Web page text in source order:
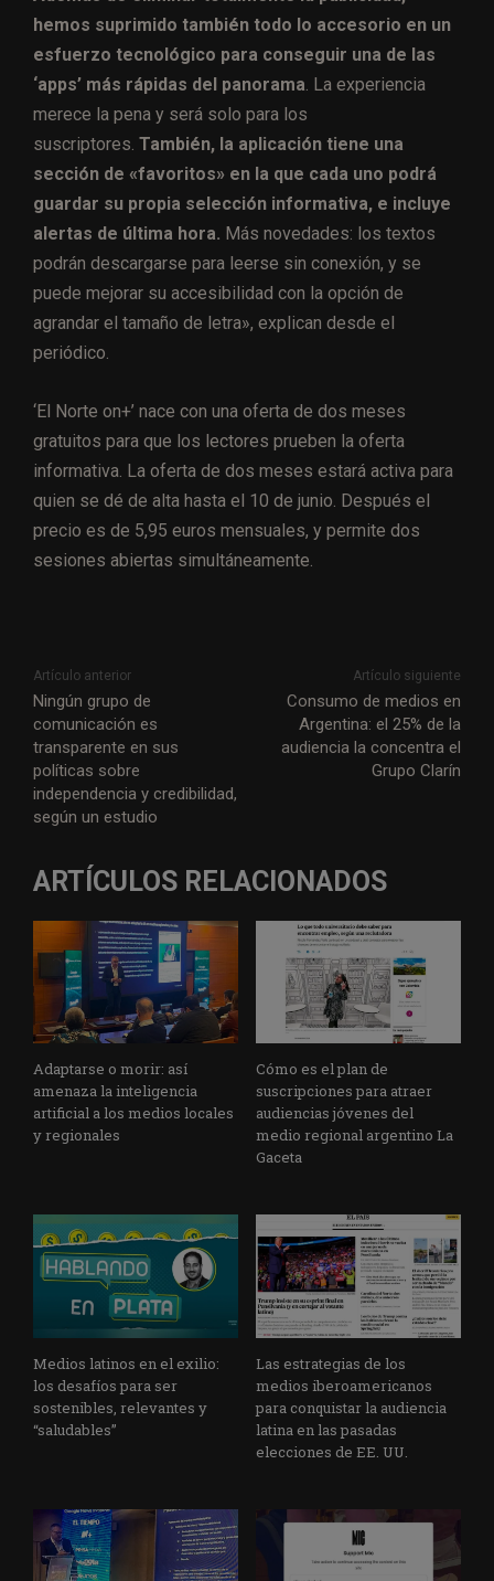
hemos suprimido también todo lo accesorio en un
esfuerzo tecnológico para conseguir una de las
‘apps’ más rápidas del panorama . La experiencia
merece la pena y será solo para los
suscriptores. También, la aplicación tiene una
sección de «favoritos» en la que cada uno podrá
guardar su propia selección informativa, e incluye
alertas de última hora. Más novedades: los textos
podrán descargarse para leerse sin conexión, y se
puede mejorar su accesibilidad con la opción de
agrandar el tamaño de letra», explican desde el
periódico.
‘El Norte on+’ nace con una oferta de dos meses
gratuitos para que los lectores prueben la oferta
informativa. La oferta de dos meses estará activa para
quien se dé de alta hasta el 10 de junio. Después el
precio es de 5,95 euros mensuales, y permite dos
sesiones abiertas simultáneamente.
Artículo anterior
Ningún grupo de
comunicación es
transparente en sus
políticas sobre
independencia y credibilidad,
según un estudio
Artículo siguiente
Consumo de medios en
Argentina: el 25% de la
audiencia la concentra el
Grupo Clarín
ARTÍCULOS RELACIONADOS
Adaptarse o morir: así
amenaza la inteligencia
artificial a los medios locales
y regionales
Cómo es el plan de
suscripciones para atraer
audiencias jóvenes del
medio regional argentino La
Gaceta
Medios latinos en el exilio:
los desafíos para ser
sostenibles, relevantes y
“saludables”
Las estrategias de los
medios iberoamericanos
para conquistar la audiencia
latina en las pasadas
elecciones de EE. UU.